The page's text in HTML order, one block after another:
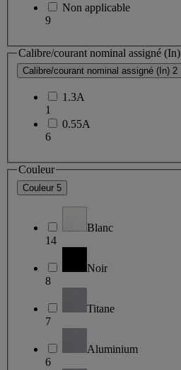
Non applicable
9
Calibre/courant nominal assigné (In)
Calibre/courant nominal assigné (In) 2
1.3A
1
0.55A
6
Couleur
Couleur 5
Blanc
14
Noir
8
Titane
7
Aluminium
6